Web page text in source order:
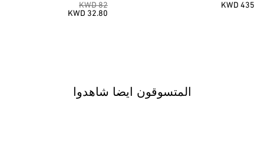
82 KWD
32.80 KWD
435 KWD
المتسوقون ايضا شاهدوا